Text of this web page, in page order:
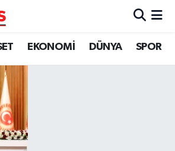
EKONOMİ DÜNYA SPOR
Vakitleri